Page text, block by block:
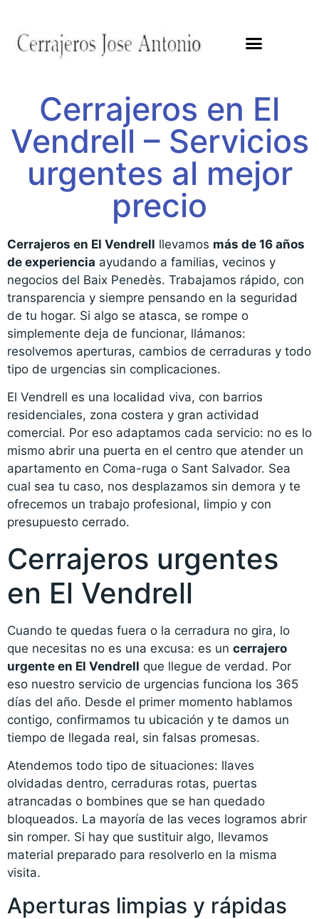
Cerrajeros en El
Vendrell – Servicios
urgentes al mejor
precio
Cerrajeros en El Vendrell llevamos más de 16 años
de experiencia ayudando a familias, vecinos y
negocios del Baix Penedès. Trabajamos rápido, con
transparencia y siempre pensando en la seguridad
de tu hogar. Si algo se atasca, se rompe o
simplemente deja de funcionar, llámanos:
resolvemos aperturas, cambios de cerraduras y todo
tipo de urgencias sin complicaciones.
El Vendrell es una localidad viva, con barrios
residenciales, zona costera y gran actividad
comercial. Por eso adaptamos cada servicio: no es lo
mismo abrir una puerta en el centro que atender un
apartamento en Coma-ruga o Sant Salvador. Sea
cual sea tu caso, nos desplazamos sin demora y te
ofrecemos un trabajo profesional, limpio y con
presupuesto cerrado.
Cerrajeros urgentes
en El Vendrell
Cuando te quedas fuera o la cerradura no gira, lo
que necesitas no es una excusa: es un cerrajero
urgente en El Vendrell que llegue de verdad. Por
eso nuestro servicio de urgencias funciona los 365
días del año. Desde el primer momento hablamos
contigo, confirmamos tu ubicación y te damos un
tiempo de llegada real, sin falsas promesas.
Atendemos todo tipo de situaciones: llaves
olvidadas dentro, cerraduras rotas, puertas
atrancadas o bombines que se han quedado
bloqueados. La mayoría de las veces logramos abrir
sin romper. Si hay que sustituir algo, llevamos
material preparado para resolverlo en la misma
visita.
Aperturas limpias y rápidas